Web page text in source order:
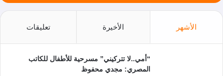
الأشهر الأخيرة تعليقات
“أمي..لا تتركيني” مسرحية للأطفال للكاتب
المصري: مجدي محفوظ